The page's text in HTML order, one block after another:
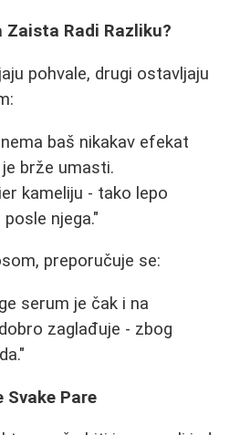
Zaista Radi Razliku?
pohvale, drugi ostavljaju
baš nikakav efekat
brže umasti.
kameliju - tako lepo
njega."
preporučuje se:
serum je čak i na
zaglađuje - zbog
Svake Pare